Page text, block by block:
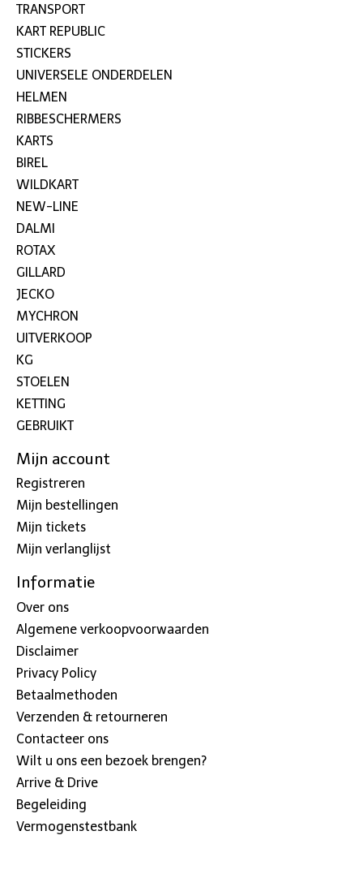
TRANSPORT
KART REPUBLIC
STICKERS
UNIVERSELE ONDERDELEN
HELMEN
RIBBESCHERMERS
KARTS
BIREL
WILDKART
NEW-LINE
DALMI
ROTAX
GILLARD
JECKO
MYCHRON
UITVERKOOP
KG
STOELEN
KETTING
GEBRUIKT
Mijn account
Registreren
Mijn bestellingen
Mijn tickets
Mijn verlanglijst
Informatie
Over ons
Algemene verkoopvoorwaarden
Disclaimer
Privacy Policy
Betaalmethoden
Verzenden & retourneren
Contacteer ons
Wilt u ons een bezoek brengen?
Arrive & Drive
Begeleiding
Vermogenstestbank